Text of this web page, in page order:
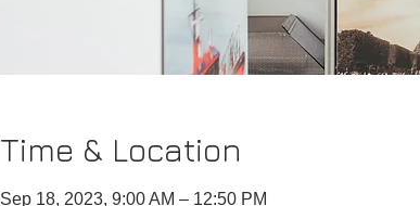
Time & Location
Sep 18, 2023, 9:00 AM – 12:50 PM